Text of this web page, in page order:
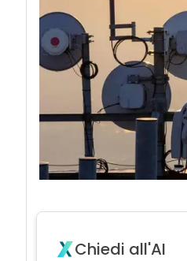
Chiedi all'AI